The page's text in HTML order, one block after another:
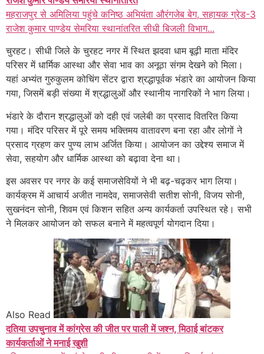
महराजपुर से अमिलिया पहुंचे कनिष्ठ अभियंता औरंगजेब बेग, सहायक ग्रेड-3
राजेश कुमार पाण्डेय सेमरिया स्थानांतरित सीधी बिजली विभाग...
चुरहट। सीधी जिले के चुरहट नगर में स्थित झदवा धाम बूढ़ी माता मंदिर
परिसर में धार्मिक आस्था और सेवा भाव का अनूठा संगम देखने को मिला।
यहां अभ्यंत गुरुकुलम कोचिंग सेंटर द्वारा श्रद्धापूर्वक भंडारे का आयोजन किया
गया, जिसमें बड़ी संख्या में श्रद्धालुओं और स्थानीय नागरिकों ने भाग लिया।
भंडारे के दौरान श्रद्धालुओं को दही एवं जलेबी का प्रसाद वितरित किया
गया। मंदिर परिसर में पूरे समय भक्तिमय वातावरण बना रहा और लोगों ने
प्रसाद ग्रहण कर पुण्य लाभ अर्जित किया। आयोजन का उद्देश्य समाज में
सेवा, सहयोग और धार्मिक आस्था को बढ़ावा देना था।
इस अवसर पर नगर के कई समाजसेवियों ने भी बढ़-चढ़कर भाग लिया।
कार्यक्रम में आचार्य अजीत नामदेव, समाजसेवी सतीश सोनी, विजय सोनी,
सुखनंदन सोनी, शिवम एवं किशन सहित अन्य कार्यकर्ता उपस्थित रहे। सभी
ने मिलकर आयोजन को सफल बनाने में महत्वपूर्ण योगदान दिया।
Also Read
दतिया उपचुनाव में कांग्रेस की जीत पर पाली में जश्न, मिठाई बांटकर
कार्यकर्ताओं ने मनाई खुशी